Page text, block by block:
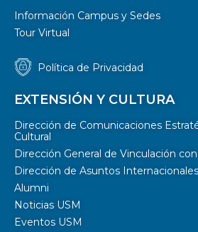
Información Campus y Sedes
Tour Virtual
Política de Privacidad
EXTENSIÓN Y CULTURA
Dirección de Comunicaciones
Cultural
Dirección General de Vinculación
Dirección de Asuntos Internacionales
Alumni
Noticias USM
Eventos USM